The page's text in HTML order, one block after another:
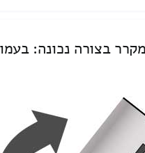
בצורה נכונה: